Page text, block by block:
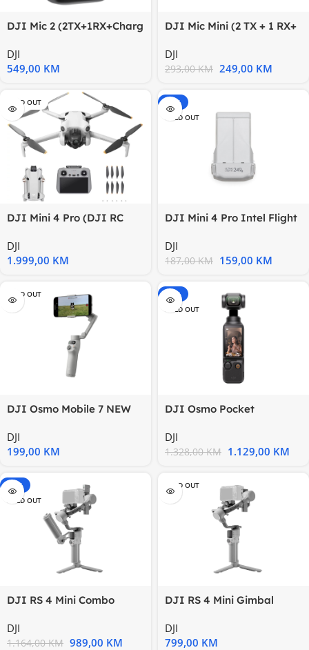
DJI Mic 2 (2TX+1RX+Charg
DJI
549,00 KM
DJI Mic Mini (2 TX + 1 RX+
DJI
293,00KM 249,00 KM
SOLD OUT
DJI Mini 4 Pro (DJI RC
HDR
DJI
1.999,00 KM
-15%
SOLD OUT
DJI Mini 4 Pro Intel Flight
DJI
187,00KM 159,00 KM
SOLD OUT
DJI Osmo Mobile 7 NEW
DJI
199,00 KM
-15%
SOLD OUT
DJI Osmo Pocket
ekran,do
DJI
1.328,00KM 1.129,00 KM
-15%
SOLD OUT
DJI RS 4 Mini Combo
DJI
1.164,00KM 989,00 KM
SOLD OUT
DJI RS 4 Mini Gimbal
DJI
799,00 KM